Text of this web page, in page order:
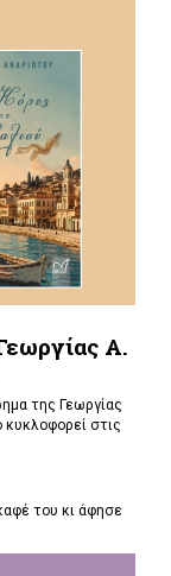
Α.
της Γεωργίας
κυκλοφορεί στις
του κι άφησε